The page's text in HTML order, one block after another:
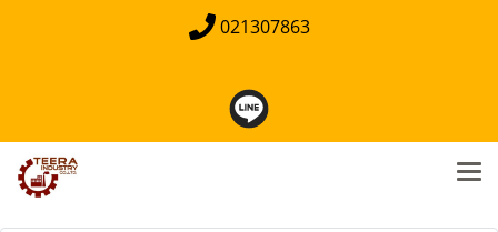
021307863